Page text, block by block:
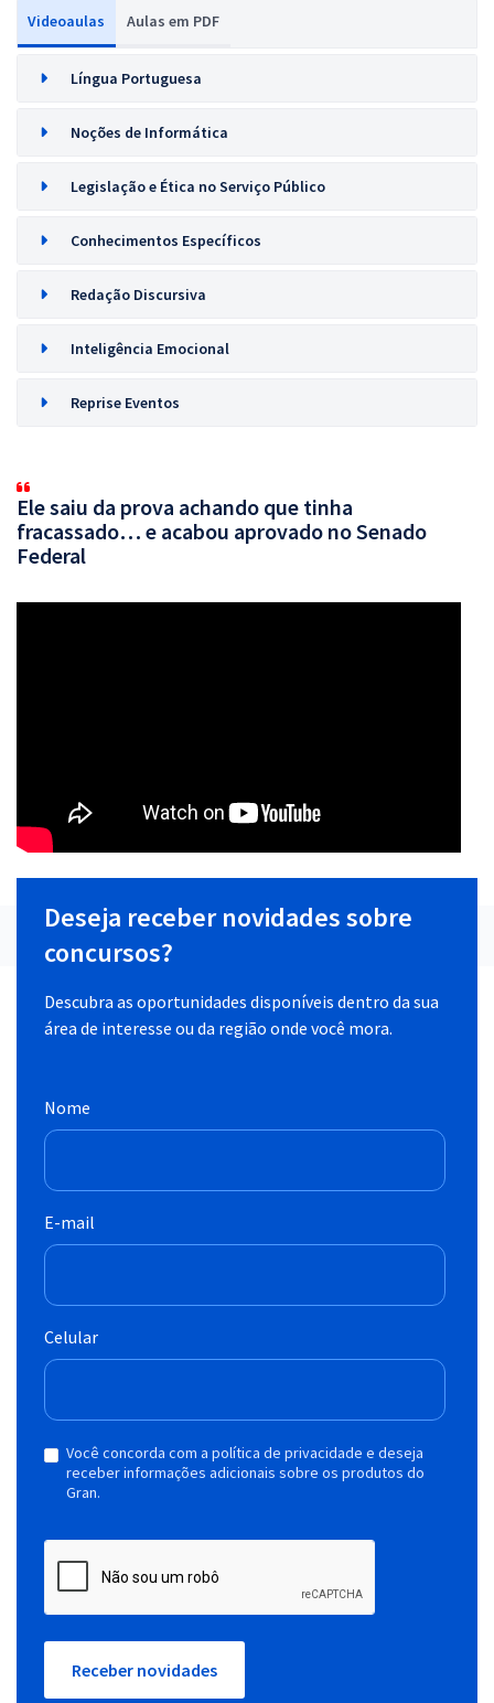
Videoaulas Aulas em PDF
Língua Portuguesa
Noções de Informática
Legislação e Ética no Serviço Público
Conhecimentos Específicos
Redação Discursiva
Inteligência Emocional
Reprise Eventos
Ele saiu da prova achando que tinha
fracassado… e acabou aprovado no Senado
Federal
Deseja receber novidades sobre
concursos?
Descubra as oportunidades disponíveis dentro da sua
área de interesse ou da região onde você mora.
Nome
E-mail
Celular
Você concorda com a política de privacidade e deseja
receber informações adicionais sobre os produtos do
Gran.
Receber novidades